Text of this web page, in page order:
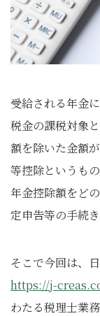
受給される年金
税金の課税対象
額を除いた金額
等控除というも
年金控除額をど
定申告等の手続
そこで今回は、
https://j-
わたる税理士業